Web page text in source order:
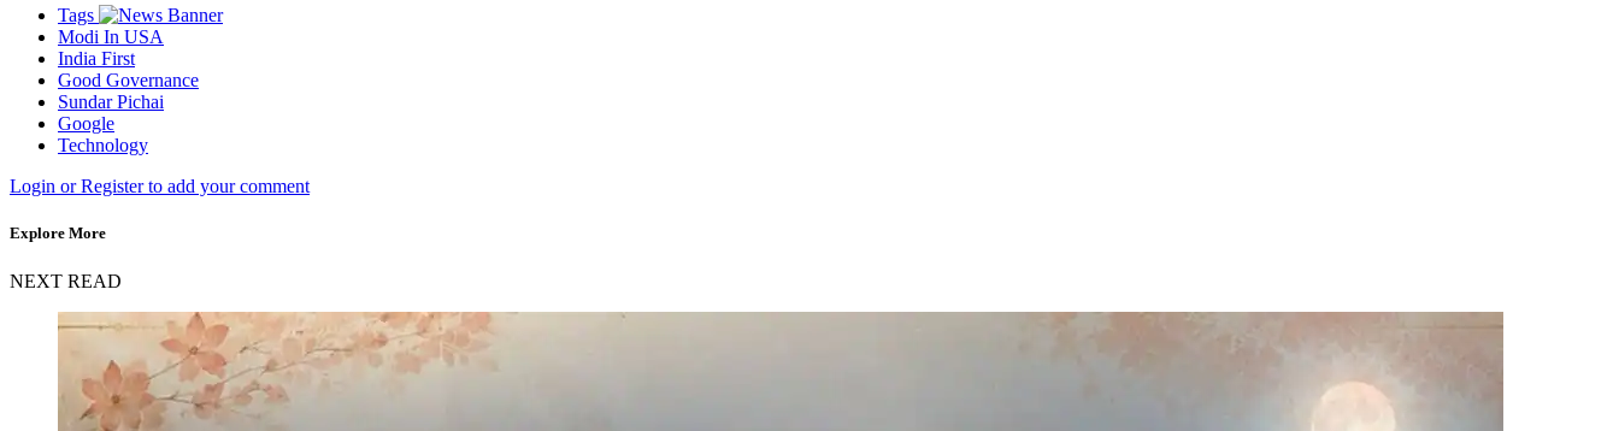
Tags
Modi In USA
India First
Good Governance
Sundar Pichai
Google
Technology
Login or Register to add your comment
Explore More
NEXT READ